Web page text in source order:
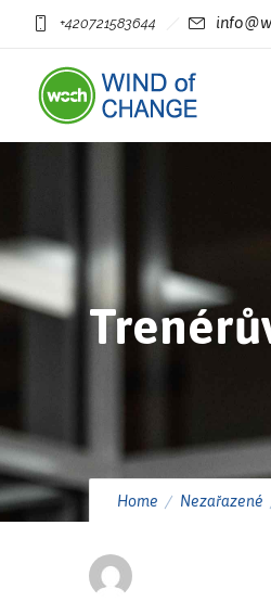
+420721583644
Home Nezařazené